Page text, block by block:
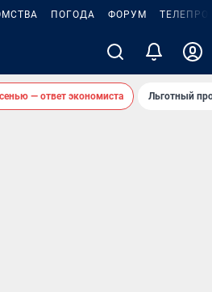
ПОГОДА ФОРУМ
— ответ экономиста Льготный